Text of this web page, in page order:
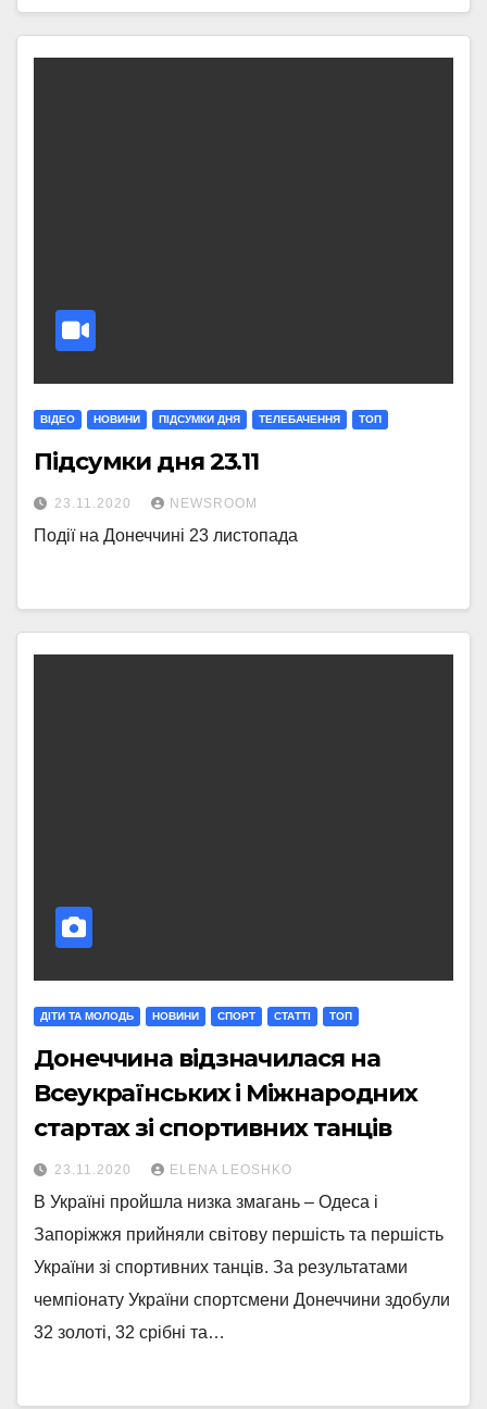
ВІДЕО НОВИНИ ПІДСУМКИ ДНЯ ТЕЛЕБАЧЕННЯ ТОП
Підсумки дня 23.11
23.11.2020 NEWSROOM
Події на Донеччині 23 листопада
ДІТИ ТА МОЛОДЬ НОВИНИ СПОРТ СТАТТI ТОП
Донеччина відзначилася на
Всеукраїнських і Міжнародних
стартах зі спортивних танців
23.11.2020 ELENA LEOSHKO
В Україні пройшла низка змагань – Одеса і
Запоріжжя прийняли світову першість та першість
України зі спортивних танців. За результатами
чемпіонату України спортсмени Донеччини здобули
32 золоті, 32 срібні та…